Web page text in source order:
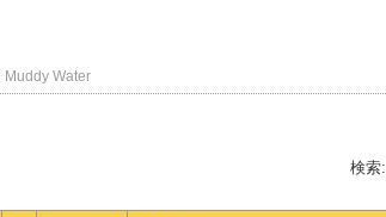
Muddy Water
検索: